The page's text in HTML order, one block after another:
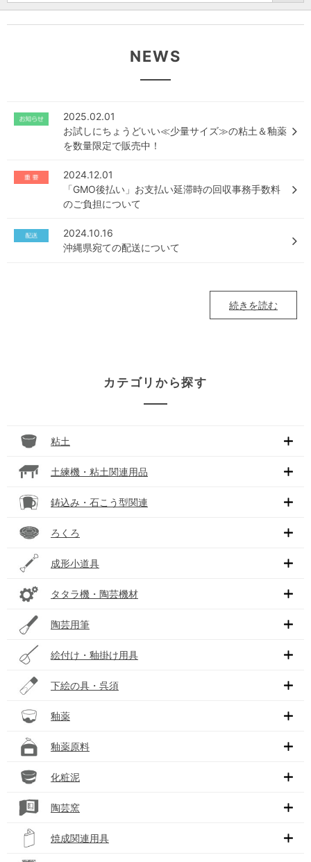
NEWS
2025.02.01
お試しにちょうどいい≪少量サイズ≫の粘土＆釉薬
を数量限定で販売中！
2024.12.01
「GMO後払い」お支払い延滞時の回収事務手数料
のご負担について
2024.10.16
沖縄県宛ての配送について
続きを読む
カテゴリから探す
粘土
土練機・粘土関連用品
鋳込み・石こう型関連
ろくろ
成形小道具
タタラ機・陶芸機材
陶芸用筆
絵付け・釉掛け用具
下絵の具・呉須
釉薬
釉薬原料
化粧泥
陶芸窯
焼成関連用具